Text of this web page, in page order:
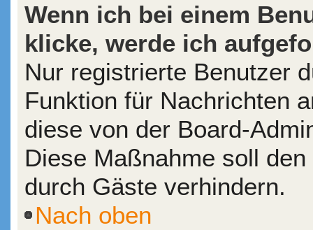
Wenn ich bei einem
klicke, werde ich
Nur registrierte Benutzer
Funktion für Nachrichten
diese von der Board-
Diese Maßnahme soll
durch Gäste verhindern.
Nach oben